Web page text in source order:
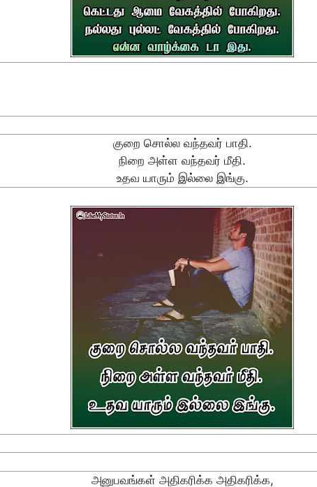
குறை சொல்ல வந்தவர் பாதி.
நிறை அள்ள வந்தவர் மீதி.
உதவ யாரும் இல்லை இங்கு.
அனுபவங்கள் அதிகரிக்க அதிகரிக்க,